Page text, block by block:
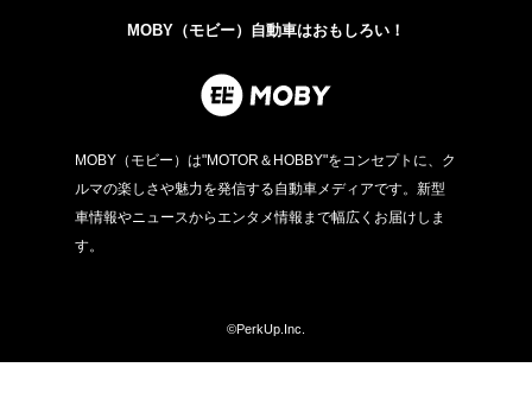
MOBY（モビー）自動車はおもしろい！
MOBY（モビー）は"MOTOR＆HOBBY"をコンセプトに、ク
ルマの楽しさや魅力を発信する自動車メディアです。新型
車情報やニュースからエンタメ情報まで幅広くお届けしま
す。
©PerkUp.Inc.